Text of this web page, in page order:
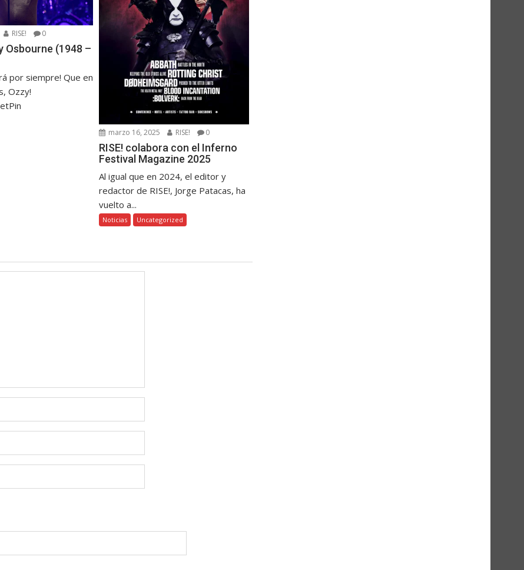
RISE! 0
Osbourne (1948 –
por siempre! Que en
Ozzy!
marzo 16, 2025 RISE! 0
RISE! colabora con el Inferno
Festival Magazine 2025
Al igual que en 2024, el editor y
redactor de RISE!, Jorge Patacas, ha
vuelto a...
Noticias Uncategorized